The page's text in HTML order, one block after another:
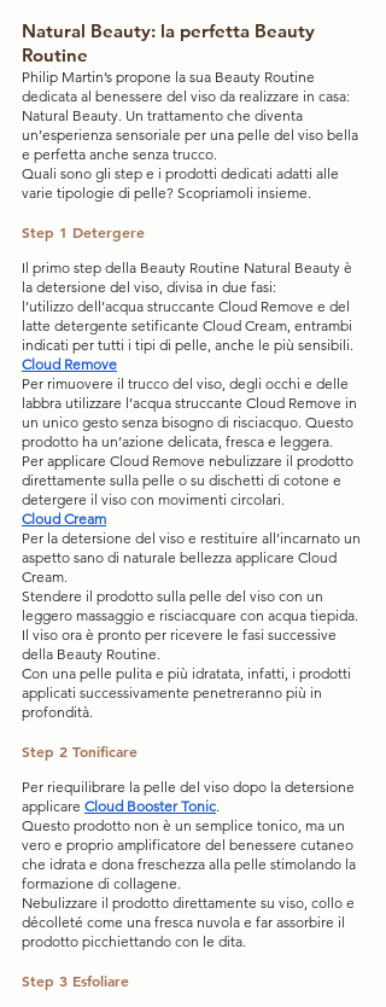
Natural Beauty: la perfetta Beauty
Routine
Philip Martin’s propone la sua Beauty Routine
dedicata al benessere del viso da realizzare in casa:
Natural Beauty. Un trattamento che diventa
un’esperienza sensoriale per una pelle del viso bella
e perfetta anche senza trucco.
Quali sono gli step e i prodotti dedicati adatti alle
varie tipologie di pelle? Scopriamoli insieme.
Step 1 Detergere
Il primo step della Beauty Routine Natural Beauty è
la detersione del viso, divisa in due fasi:
l’utilizzo dell’acqua struccante Cloud Remove e del
latte detergente setificante Cloud Cream, entrambi
indicati per tutti i tipi di pelle, anche le più sensibili.
Cloud Remove
Per rimuovere il trucco del viso, degli occhi e delle
labbra utilizzare l’acqua struccante Cloud Remove in
un unico gesto senza bisogno di risciacquo. Questo
prodotto ha un’azione delicata, fresca e leggera.
Per applicare Cloud Remove nebulizzare il prodotto
direttamente sulla pelle o su dischetti di cotone e
detergere il viso con movimenti circolari.
Cloud Cream
Per la detersione del viso e restituire all’incarnato un
aspetto sano di naturale bellezza applicare Cloud
Cream.
Stendere il prodotto sulla pelle del viso con un
leggero massaggio e risciacquare con acqua tiepida.
Il viso ora è pronto per ricevere le fasi successive
della Beauty Routine.
Con una pelle pulita e più idratata, infatti, i prodotti
applicati successivamente penetreranno più in
profondità.
Step 2 Tonificare
Per riequilibrare la pelle del viso dopo la detersione
applicare Cloud Booster Tonic
Questo prodotto non è un semplice tonico, ma un
vero e proprio amplificatore del benessere cutaneo
che idrata e dona freschezza alla pelle stimolando la
formazione di collagene.
Nebulizzare il prodotto direttamente su viso, collo e
décolleté come una fresca nuvola e far assorbire il
prodotto picchiettando con le dita.
Step 3 Esfoliare